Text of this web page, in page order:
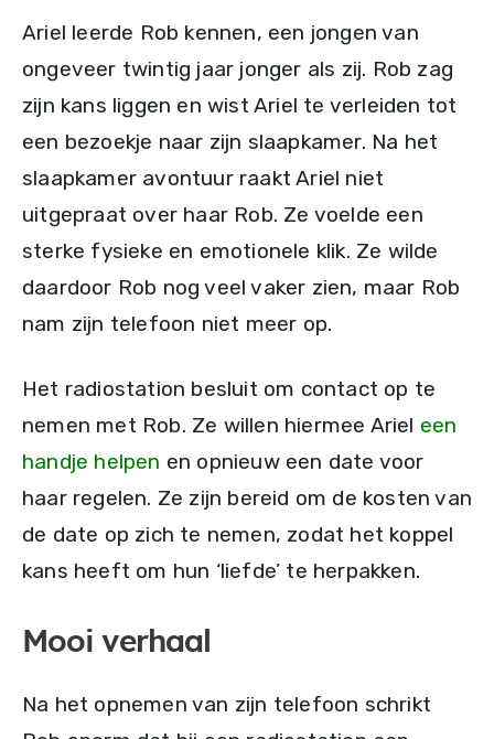
Ariel leerde Rob kennen, een jongen van
ongeveer twintig jaar jonger als zij. Rob zag
zijn kans liggen en wist Ariel te verleiden tot
een bezoekje naar zijn slaapkamer. Na het
slaapkamer avontuur raakt Ariel niet
uitgepraat over haar Rob. Ze voelde een
sterke fysieke en emotionele klik. Ze wilde
daardoor Rob nog veel vaker zien, maar Rob
nam zijn telefoon niet meer op.
Het radiostation besluit om contact op te
nemen met Rob. Ze willen hiermee Ariel een
handje helpen en opnieuw een date voor
haar regelen. Ze zijn bereid om de kosten van
de date op zich te nemen, zodat het koppel
kans heeft om hun ‘liefde’ te herpakken.
Mooi verhaal
Na het opnemen van zijn telefoon schrikt